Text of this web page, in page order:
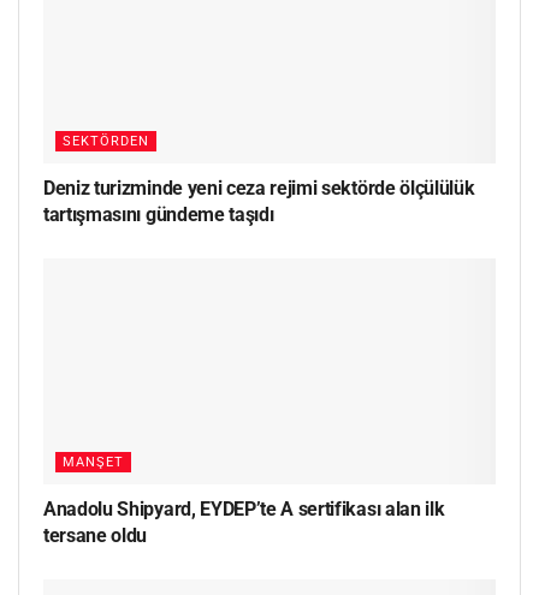
SEKTÖRDEN
Deniz turizminde yeni ceza rejimi sektörde ölçülülük
tartışmasını gündeme taşıdı
MANŞET
Anadolu Shipyard, EYDEP’te A sertifikası alan ilk
tersane oldu